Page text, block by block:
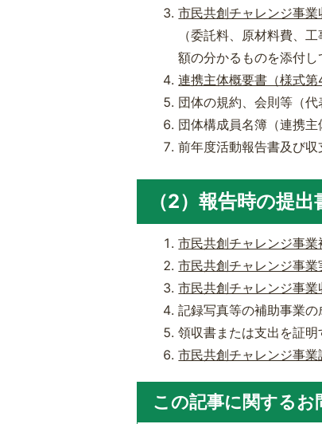
市民共創チャレンジ事
（委託料、原材料費、
額の分かるものを添付し
連携主体概要書（様式
団体の規約、会則等（代
団体構成員名簿（連携主
前年度活動報告書及び収
（2）報告時の提出
市民共創チャレンジ事
市民共創チャレンジ事
市民共創チャレンジ事
記録写真等の補助事業
領収書または支出を証明
市民共創チャレンジ事
この記事に関するお